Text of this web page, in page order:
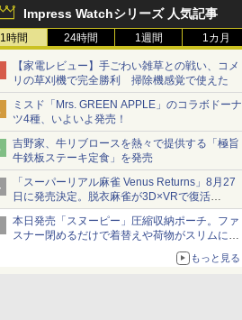
Impress Watchシリーズ 人気記事
1時間 24時間 1週間 1カ月
【家電レビュー】手ごわい雑草との戦い、コメ
リの草刈機で完全勝利 掃除機感覚で使えた
ミスド「Mrs. GREEN APPLE」のコラボドーナ
ツ4種、いよいよ発売！
吉野家、牛リブロースを熱々で提供する「極旨
牛鉄板ステーキ定食」を発売
「スーパーリアル麻雀 Venus Returns」8月27
日に発売決定。脱衣麻雀が3D×VRで復活
発売から2週間は20%オフになるセールが実施
本日発売「スヌーピー」圧縮収納ポーチ。ファ
スナー閉めるだけで着替えや荷物がスリムにま
もっと見る